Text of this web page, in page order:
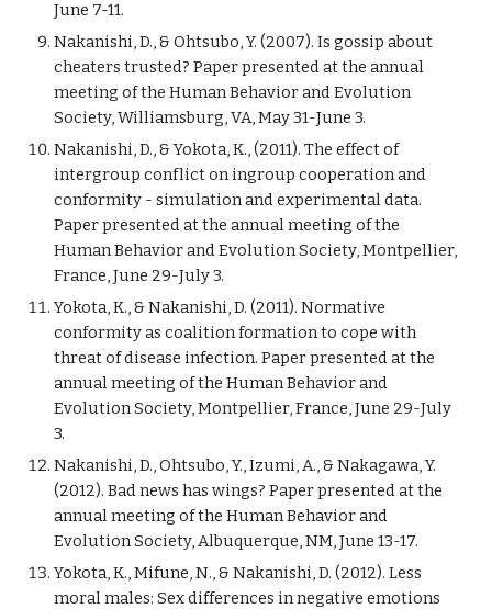
June 7-11.
Nakanishi, D., & Ohtsubo, Y. (2007). Is gossip about
cheaters trusted? Paper presented at the annual
meeting of the Human Behavior and Evolution
Society, Williamsburg, VA, May 31-June 3.
Nakanishi, D., & Yokota, K., (2011). The effect of
intergroup conflict on ingroup cooperation and
conformity - simulation and experimental data.
Paper presented at the annual meeting of the
Human Behavior and Evolution Society, Montpellier,
France, June 29-July 3.
Yokota, K., & Nakanishi, D. (2011). Normative
conformity as coalition formation to cope with
threat of disease infection. Paper presented at the
annual meeting of the Human Behavior and
Evolution Society, Montpellier, France, June 29-July
3.
Nakanishi, D., Ohtsubo, Y., Izumi, A., & Nakagawa, Y.
(2012). Bad news has wings? Paper presented at the
annual meeting of the Human Behavior and
Evolution Society, Albuquerque, NM, June 13-17.
Yokota, K., Mifune, N., & Nakanishi, D. (2012). Less
moral males: Sex differences in negative emotions